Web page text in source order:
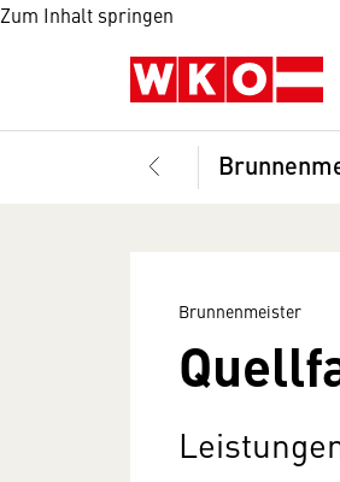
Zum Inhalt springen
Brunnenmeister